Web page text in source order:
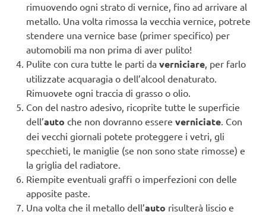
rimuovendo ogni strato di vernice, fino ad arrivare al
metallo. Una volta rimossa la vecchia vernice, potrete
stendere una vernice base (primer specifico) per
automobili ma non prima di aver pulito!
Pulite con cura tutte le parti da verniciare, per farlo
utilizzate acquaragia o dell’alcool denaturato.
Rimuovete ogni traccia di grasso o olio.
Con del nastro adesivo, ricoprite tutte le superficie
dell’auto che non dovranno essere verniciate. Con
dei vecchi giornali potete proteggere i vetri, gli
specchieti, le maniglie (se non sono state rimosse) e
la griglia del radiatore.
Riempite eventuali graffi o imperfezioni con delle
apposite paste.
Una volta che il metallo dell’auto risulterà liscio e